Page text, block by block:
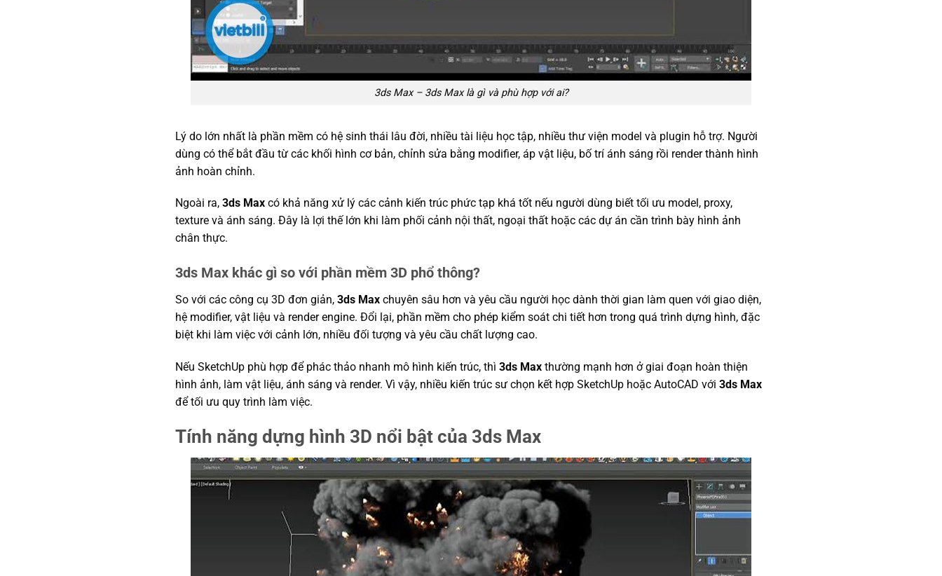
3ds Max – 3ds Max là gì và phù hợp với ai?
Lý do lớn nhất là phần mềm có hệ sinh thái lâu đời, nhiều tài liệu học tập, nhiều thư viện model và plugin hỗ trợ. Người
dùng có thể bắt đầu từ các khối hình cơ bản, chỉnh sửa bằng modifier, áp vật liệu, bố trí ánh sáng rồi render thành hình
ảnh hoàn chỉnh.
Ngoài ra, 3ds Maxcó khả năng xử lý các cảnh kiến trúc phức tạp khá tốt nếu người dùng biết tối ưu model, proxy,
texture và ánh sáng. Đây là lợi thế lớn khi làm phối cảnh nội thất, ngoại thất hoặc các dự án cần trình bày hình ảnh
chân thực.
3ds Max khác gì so với phần mềm 3D phổ thông?
So với các công cụ 3D đơn giản, 3ds Maxchuyên sâu hơn và yêu cầu người học dành thời gian làm quen với giao diện,
hệ modifier, vật liệu và render engine. Đổi lại, phần mềm cho phép kiểm soát chi tiết hơn trong quá trình dựng hình, đặc
biệt khi làm việc với cảnh lớn, nhiều đối tượng và yêu cầu chất lượng cao.
Nếu SketchUp phù hợp để phác thảo nhanh mô hình kiến trúc, thì 3ds Maxthường mạnh hơn ở giai đoạn hoàn thiện
hình ảnh, làm vật liệu, ánh sáng và render. Vì vậy, nhiều kiến trúc sư chọn kết hợp SketchUp hoặc AutoCAD với 3ds Max
để tối ưu quy trình làm việc.
Tính năng dựng hình 3D nổi bật của 3ds Max